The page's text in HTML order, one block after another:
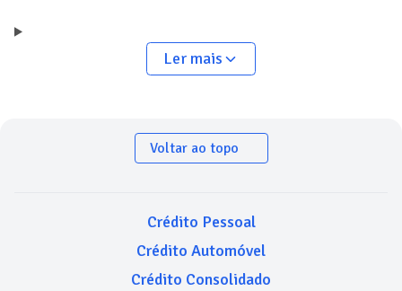
Ler mais
Voltar ao topo
Crédito Pessoal
Crédito Automóvel
Crédito Consolidado